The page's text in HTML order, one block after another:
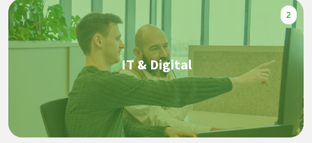
2
IT & Digital